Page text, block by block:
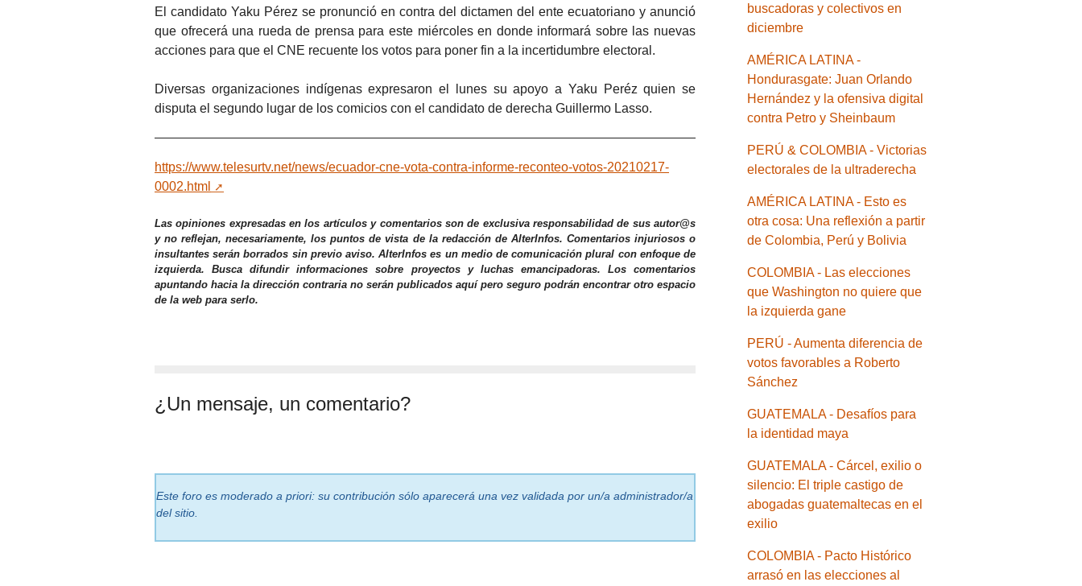
El candidato Yaku Pérez se pronunció en contra del dictamen del ente ecuatoriano y anunció
que ofrecerá una rueda de prensa para este miércoles en donde informará sobre las nuevas
acciones para que el CNE recuente los votos para poner fin a la incertidumbre electoral.
Diversas organizaciones indígenas expresaron el lunes su apoyo a Yaku Peréz quien se
disputa el segundo lugar de los comicios con el candidato de derecha Guillermo Lasso.
https://www.telesurtv.net/news/ecuador-cne-vota-contra-informe-reconteo-votos-20210217-
0002.html
Las opiniones expresadas en los artículos y comentarios son de exclusiva responsabilidad de sus autor@s
y no reflejan, necesariamente, los puntos de vista de la redacción de AlterInfos. Comentarios injuriosos o
insultantes serán borrados sin previo aviso. AlterInfos es un medio de comunicación plural con enfoque de
izquierda. Busca difundir informaciones sobre proyectos y luchas emancipadoras. Los comentarios
apuntando hacia la dirección contraria no serán publicados aquí pero seguro podrán encontrar otro espacio
de la web para serlo.
¿Un mensaje, un comentario?
Este foro es moderado a priori: su contribución sólo aparecerá una vez validada por un/a administrador/a
del sitio.
buscadoras y colectivos en
diciembre
AMÉRICA LATINA -
Hondurasgate: Juan Orlando
Hernández y la ofensiva digital
contra Petro y Sheinbaum
PERÚ & COLOMBIA - Victorias
electorales de la ultraderecha
AMÉRICA LATINA - Esto es
otra cosa: Una reflexión a partir
de Colombia, Perú y Bolivia
COLOMBIA - Las elecciones
que Washington no quiere que
la izquierda gane
PERÚ - Aumenta diferencia de
votos favorables a Roberto
Sánchez
GUATEMALA - Desafíos para
la identidad maya
GUATEMALA - Cárcel, exilio o
silencio: El triple castigo de
abogadas guatemaltecas en el
exilio
COLOMBIA - Pacto Histórico
arrasó en las elecciones al